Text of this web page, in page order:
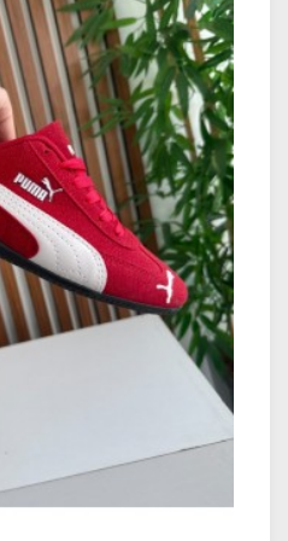
numaranıza
ilegilen kargo takip
adresinden
takip edebilirsiniz.
siparişlerinizin Aras
olarak 1-4 iş günü
Aras Kargo
göre değişiklik